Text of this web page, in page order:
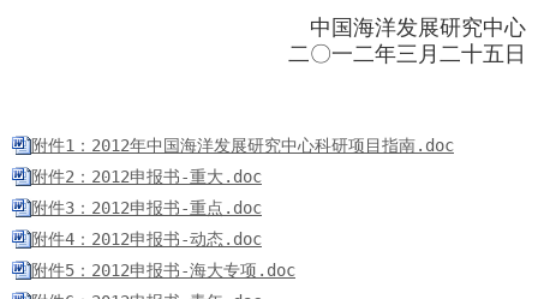
中国海洋发展研究中心
二〇一二年三月二十五 日
附件1：2012年中国海洋发展研究中心科研项目指南.doc
附件2：2012申报书-重大.doc
附件3：2012申报书-重点.doc
附件4：2012申报书-动态.doc
附件5：2012申报书-海大专项.doc